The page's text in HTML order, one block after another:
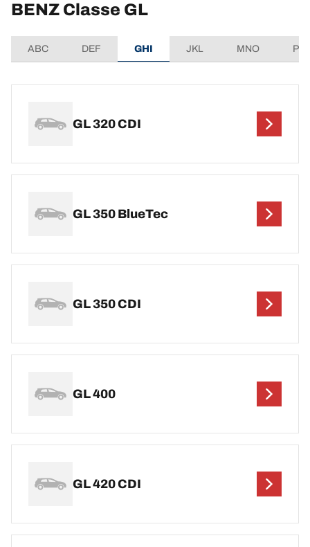
BENZ Classe GL
ABC DEF GHI JKL MNO
GL 320 CDI
GL 350 BlueTec
GL 350 CDI
GL 400
GL 420 CDI